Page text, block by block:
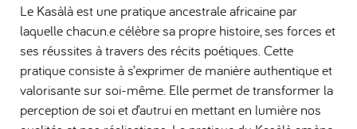
Le Kasàlà est une pratique ancestrale africaine par
laquelle chacun.e célèbre sa propre histoire, ses forces et
ses réussites à travers des récits poétiques. Cette
pratique consiste à s’exprimer de manière authentique et
valorisante sur soi-même. Elle permet de transformer la
perception de soi et d’autrui en mettant en lumière nos